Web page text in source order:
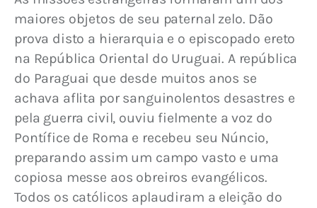
maiores objetos de seu paternal zelo. Dão
prova disto a hierarquia e o episcopado ereto
na República Oriental do Uruguai. A república
do Paraguai que desde muitos anos se
achava aflita por sanguinolentos desastres e
pela guerra civil, ouviu fielmente a voz do
Pontífice de Roma e recebeu seu Núncio,
preparando assim um campo vasto e uma
copiosa messe aos obreiros evangélicos.
Todos os católicos aplaudiram a eleição do